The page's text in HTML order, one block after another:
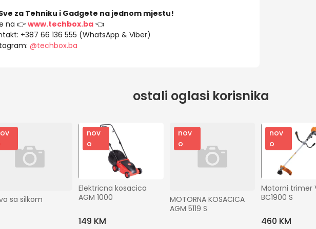
za Tehniku i Gadgete na jednom mjestu!
na 👉www.techbox.ba👈
+387 66 136 555 (WhatsApp & Viber)
@techbox.ba
ostali oglasi korisnika
sa silkom
nov
o
Elektricna kosacica
AGM 1000
149 KM
nov
o
MOTORNA KOSACICA
AGM 5119 S
nov
o
Motorni trimer
BC1900 S
460 KM